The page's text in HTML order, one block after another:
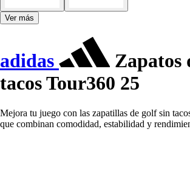
Ver más
adidas
Zapatos
tacos Tour360 25
Mejora tu juego con las zapatillas de golf sin
que combinan comodidad, estabilidad y